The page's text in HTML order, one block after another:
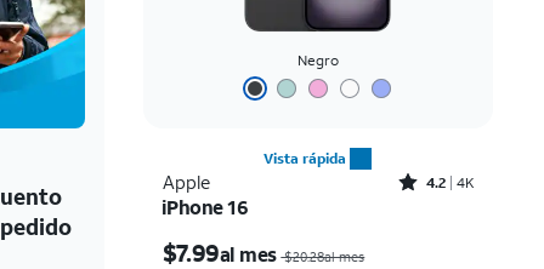
Negro
Vista rápida
Apple Rated4.2out of 5 stars with4097reviews
4.2 4K
iPhone 16
$7.99al mes$20.28al mes